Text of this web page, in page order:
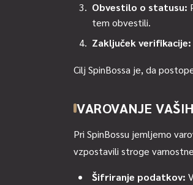
Obvestilo o statusu:
tem obvestili.
Zaključek verifikacije:
Cilj SpinBossa je, da
VAROVANJE
Pri SpinBossu jemljemo
vzpostavili stroge
Šifriranje podatkov: